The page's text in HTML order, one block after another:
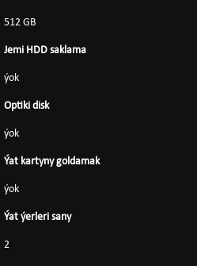
512 GB
Jemi HDD saklama
ýok
Optiki disk
ýok
Ýat kartyny goldamak
ýok
Ýat ýerleri sany
2